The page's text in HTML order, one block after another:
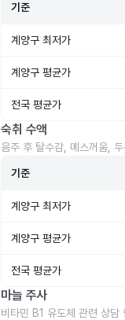
기준
계양구 최저가
계양구 평균가
전국 평균가
숙취 수액
음주 후 탈수감, 메스꺼움,
기준
계양구 최저가
계양구 평균가
전국 평균가
마늘 주사
비타민 B1 유도체 관련 상담